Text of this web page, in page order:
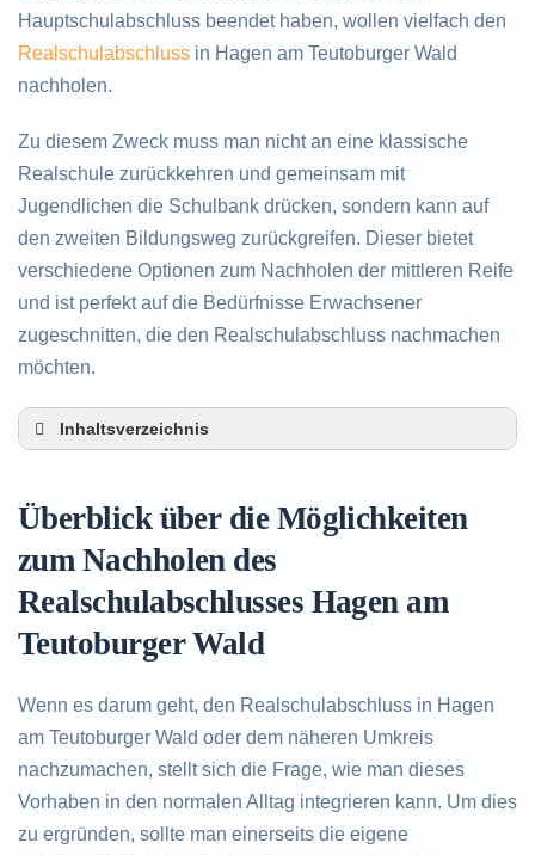
Hauptschulabschluss beendet haben, wollen vielfach den
Realschulabschluss in Hagen am Teutoburger Wald
nachholen.
Zu diesem Zweck muss man nicht an eine klassische
Realschule zurückkehren und gemeinsam mit
Jugendlichen die Schulbank drücken, sondern kann auf
den zweiten Bildungsweg zurückgreifen. Dieser bietet
verschiedene Optionen zum Nachholen der mittleren Reife
und ist perfekt auf die Bedürfnisse Erwachsener
zugeschnitten, die den Realschulabschluss nachmachen
möchten.
Inhaltsverzeichnis
Teutoburger Wald
Alternativen zum nachträglichen Erwerb des
Realschulabschlusses in Hagen am Teutoburger
Wald
Beratung in Hagen am Teutoburger Wald rund um
das Nachholen des Realschulabschlusses
Überblick über die Möglichkeiten
zum Nachholen des
Realschulabschlusses Hagen am
Teutoburger Wald
Wenn es darum geht, den Realschulabschluss in Hagen
am Teutoburger Wald oder dem näheren Umkreis
nachzumachen, stellt sich die Frage, wie man dieses
Vorhaben in den normalen Alltag integrieren kann. Um dies
zu ergründen, sollte man einerseits die eigene